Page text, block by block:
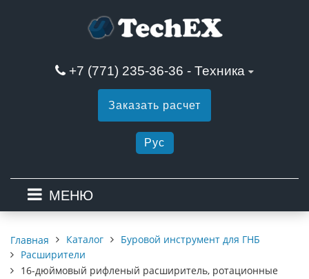
+7 (771) 235-36-36 - Техника
Заказать расчет
Рус
МЕНЮ
Главная Каталог
Буровой инструмент для ГНБ
Расширители
16-дюймовый рифленый расширитель, ротационные